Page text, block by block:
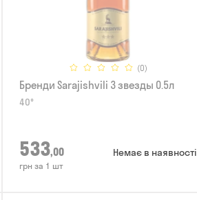
(0)
Бренди Sarajishvili 3 звезды 0.5л
40°
533,00
грн за 1 шт
Немає в наявності